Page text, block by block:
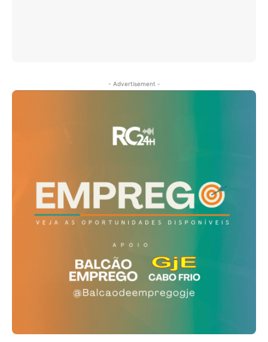
- Advertisement -